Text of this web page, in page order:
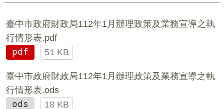
臺中市政府財政局112年1月辦理政策及業務宣導之執
行情形表.pdf
pdf
51 KB
臺中市政府財政局112年1月辦理政策及業務宣導之執
行情形表.ods
ods
18 KB